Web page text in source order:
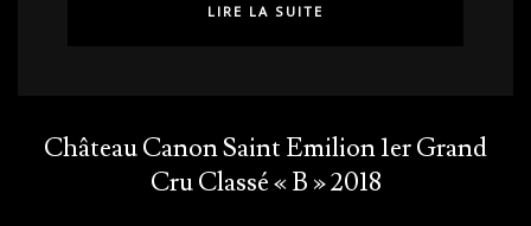
LIRE LA SUITE
Château Canon Saint Emilion 1er Grand
Cru Classé « B » 2018